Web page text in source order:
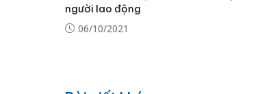
người lao động
06/10/2021